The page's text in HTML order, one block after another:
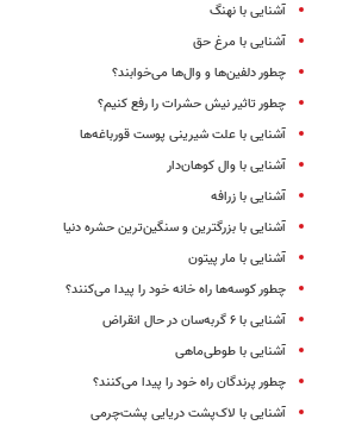
آشنایی با نهنگ
آشنایی با مرغ حق
چطور دلفین‌ها و وال‌ها می‌خوابند؟
چطور تاثیر نیش حشرات را رفع کنیم؟
آشنایی با علت شیرینی پوست قورباغه‌ها
آشنایی با وال کوهان‌دار
آشنایی با زرافه
آشنایی با بزرگترین و سنگین‌ترین حشره دنیا
آشنایی با مار پیتون
چطور کوسه‌ها راه خانه خود را پیدا می‌کنند؟
آشنایی با ۶ گربه‌سان در حال انقراض
آشنایی با طوطی‌ماهی
چطور پرندگان راه خود را پیدا می‌کنند؟
آشنایی با لاک‌پشت دریایی پشت‌چرمی